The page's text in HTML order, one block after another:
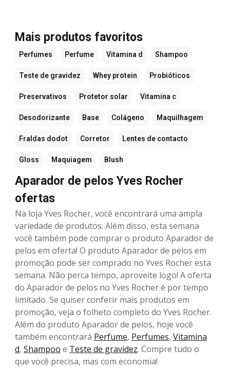
Mais produtos favoritos
Perfumes Perfume Vitamina d Shampoo
Teste de gravidez Whey protein Probióticos
Preservativos Protetor solar Vitamina c
Desodorizante Base Colágeno Maquilhagem
Fraldas dodot Corretor Lentes de contacto
Gloss Maquiagem Blush
Aparador de pelos Yves Rocher
ofertas
Na loja Yves Rocher, você encontrará uma ampla
variedade de produtos. Além disso, esta semana
você também pode comprar o produto Aparador de
pelos em oferta! O produto Aparador de pelos em
promoção pode ser comprado no Yves Rocher esta
semana. Não perca tempo, aproveite logo! A oferta
do Aparador de pelos no Yves Rocher é por tempo
limitado. Se quiser conferir mais produtos em
promoção, veja o folheto completo do Yves Rocher.
Além do produto Aparador de pelos, hoje você
também encontrará Perfume, Perfumes, Vitamina
d, Shampoo e Teste de gravidez. Compre tudo o
que você precisa, mas com economia!